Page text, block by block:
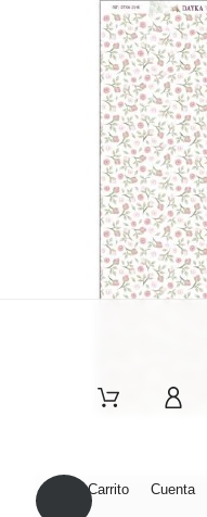
Carrito Cuenta